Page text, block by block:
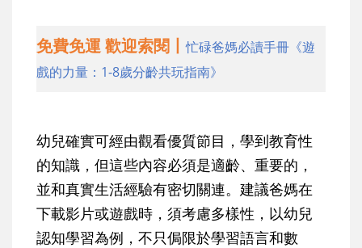
免費免運 歡迎索閱丨忙碌爸媽必讀手冊《遊
戲的力量：1-8歲分齡共玩指南》
幼兒確實可經由觀看優質節目，學到教育性
的知識，但這些內容必須是適齡、重要的，
並和真實生活經驗有密切關連。建議爸媽在
下載影片或遊戲時，須考慮多樣性，以幼兒
認知學習為例，不只侷限於學習語言和數